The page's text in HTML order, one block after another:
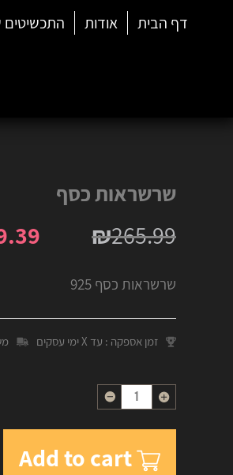
דף הבית אודות התכשיטים
שרשראות כסף
₪265.99
שרשראות כסף 925
זמן אספקה : עד X ימי עסקים
Quantity
Add to cart